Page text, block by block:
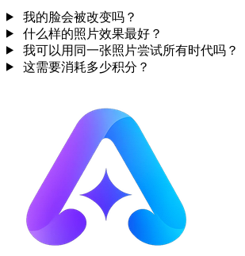
我的脸会被改变吗？
什么样的照片效果最好？
我可以用同一张照片尝试所有时代吗？
这需要消耗多少积分？